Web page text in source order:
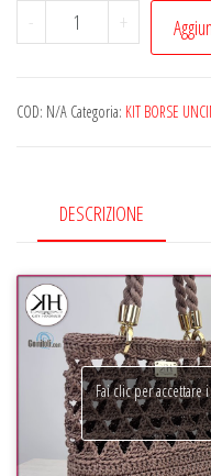
-
borsa
Praga
quantità
+
COD: N/A Categoria: KIT BORSE
DESCRIZIONE
Fai clic per accettare